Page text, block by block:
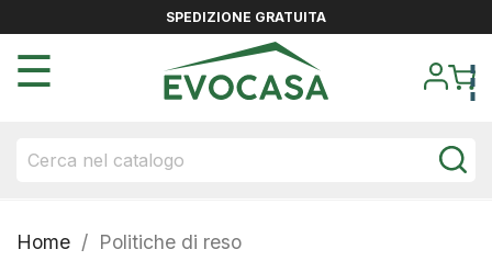
SPEDIZIONE GRATUITA
navigazione
☰
Home Politiche di reso